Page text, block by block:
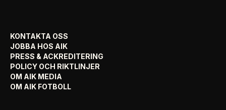
KONTAKTA OSS
JOBBA HOS AIK
PRESS & ACKREDITERING
POLICY OCH RIKTLINJER
OM AIK MEDIA
OM AIK FOTBOLL